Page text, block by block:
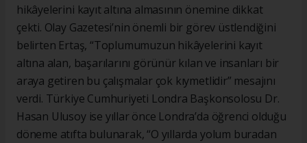
hikâyelerini kayıt altına almasının önemine dikkat
çekti. Olay Gazetesi’nin önemli bir görev üstlendiğini
belirten Ertaş, “Toplumumuzun hikâyelerini kayıt
altına alan, başarılarını görünür kılan ve insanları bir
araya getiren bu çalışmalar çok kıymetlidir” mesajını
verdi. Türkiye Cumhuriyeti Londra Başkonsolosu Dr.
Hasan Ulusoy ise yıllar önce Londra’da öğrenci olduğu
döneme atıfta bulunarak, “O yıllarda yolum buradan